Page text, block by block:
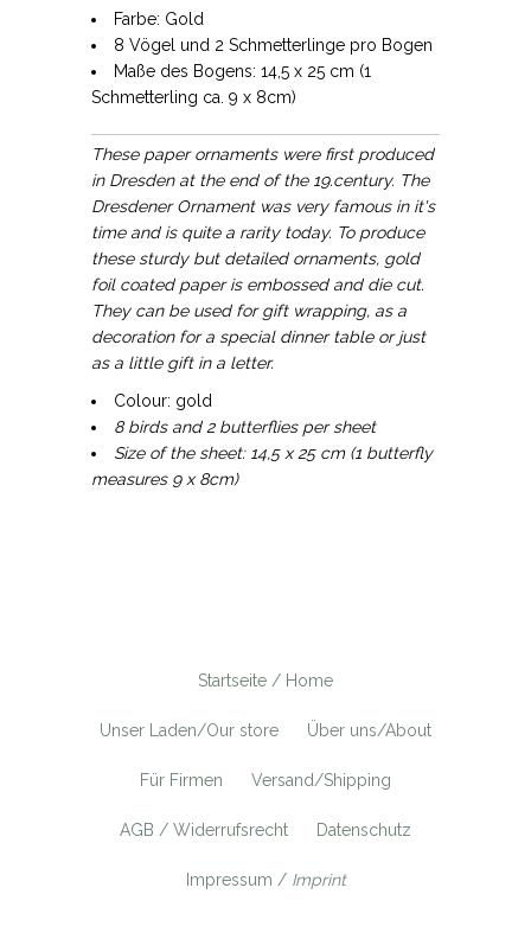
Farbe: Gold
8 Vögel und 2 Schmetterlinge pro Bogen
Maße des Bogens: 14,5 x 25 cm (1
Schmetterling ca. 9 x 8cm)
These paper ornaments were first produced
in Dresden at the end of the 19.century. The
Dresdener Ornament was very famous in it's
time and is quite a rarity today. To produce
these sturdy but detailed ornaments, gold
foil coated paper is embossed and die cut.
They can be used for gift wrapping, as a
decoration for a special dinner table or just
as a little gift in a letter.
Colour: gold
8 birds and 2 butterflies per sheet
Size of the sheet: 14,5 x 25 cm (1 butterfly
measures 9 x 8cm)
Startseite / Home
Unser Laden/Our store Über uns/About
Für Firmen Versand/Shipping
AGB / Widerrufsrecht Datenschutz
Impressum / Imprint